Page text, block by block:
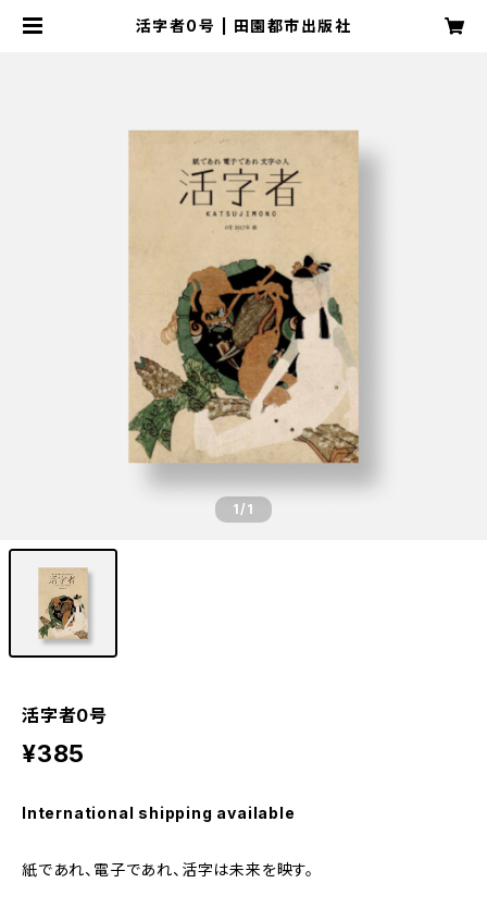
活字者0号 | 田園都市出版社
1/1
活字者0号
¥385
International shipping available
紙であれ、電子であれ、活字は未来を映す。